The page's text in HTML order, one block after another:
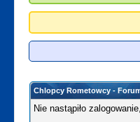
Chlopcy Rometowcy -
Nie nastąpiło